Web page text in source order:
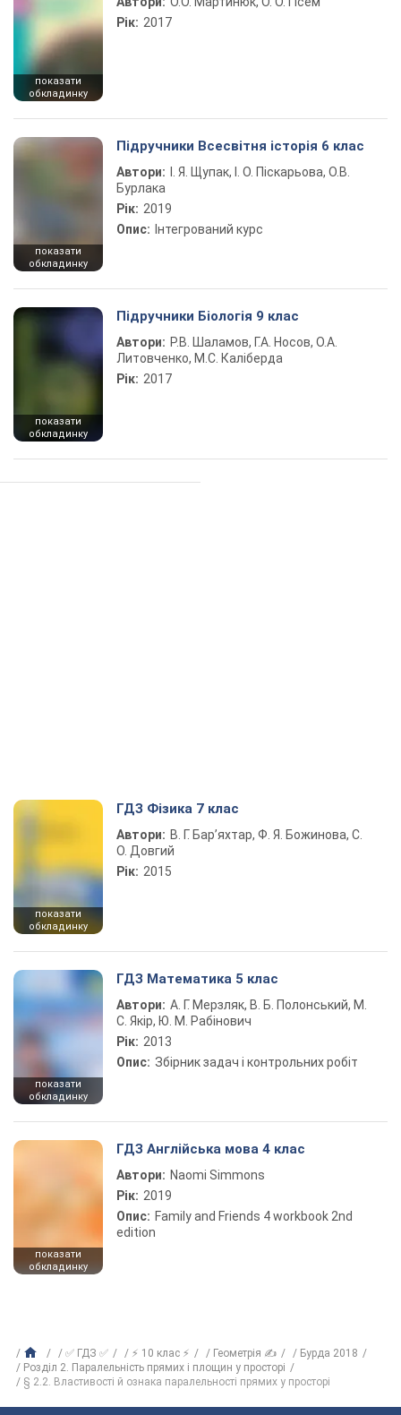
показати
обкладинку
Рік: 2017
показати
обкладинку
Підручники Всесвітня історія 6 клас
Автори:
І. Я. Щупак, І. О. Піскарьова, О.В.
Бурлака
Рік: 2019
Опис: Інтегрований курс
показати
обкладинку
Підручники Біологія 9 клас
Автори: Р.В. Шаламов, Г.А. Носов, О.А.
Литовченко, М.С. Каліберда
Рік: 2017
показати
обкладинку
ГДЗ Фізика 7 клас
Автори: В. Г. Бар’яхтар, Ф. Я. Божинова, С.
О. Довгий
Рік: 2015
показати
обкладинку
ГДЗ Математика 5 клас
Автори: А. Г. Мерзляк, В. Б. Полонський, М.
С. Якір, Ю. М. Рабінович
Рік: 2013
Опис: Збірник задач і контрольних робіт
показати
обкладинку
ГДЗ Англійська мова 4 клас
Автори: Naomi Simmons
Рік: 2019
Опис: Family and Friends 4 workbook 2nd
edition
✅ ГДЗ ✅ ⚡ 10 клас ⚡ Геометрія ✍
Бурда 2018
Розділ 2. Паралельність прямих і площин у просторі
§ 2.2. Властивості й ознака паралельності прямих у просторі